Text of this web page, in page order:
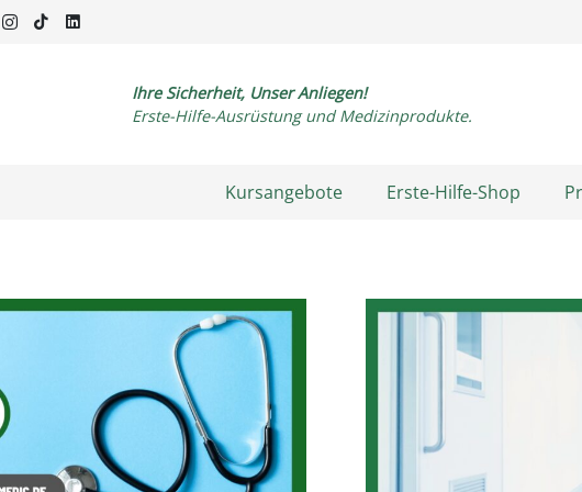
Ihre Sicherheit, Unser Anliegen!
Erste-Hilfe-Ausrüstung und Medizinprodukte.
Kursangebote Erste-Hilfe-Shop